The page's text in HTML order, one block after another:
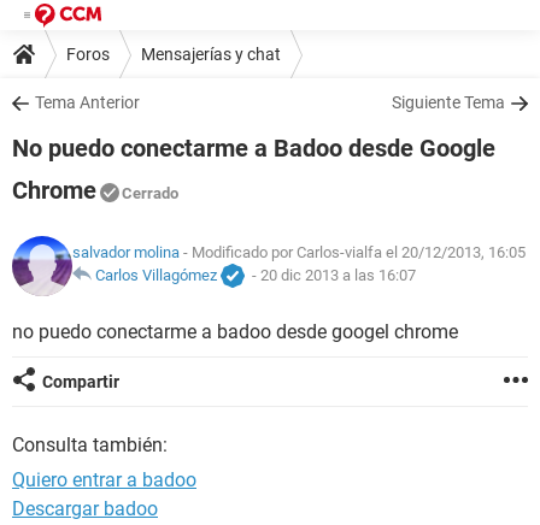
Foros Mensajerías y chat
Tema Anterior Siguiente Tema
No puedo conectarme a Badoo desde Google
Chrome
Cerrado
salvador molina - Modificado por Carlos-vialfa el 20/12/2013, 16:05
Carlos Villagómez
- 20 dic 2013 a las 16:07
no puedo conectarme a badoo desde googel chrome
Compartir
Consulta también:
Quiero entrar a badoo
Descargar badoo